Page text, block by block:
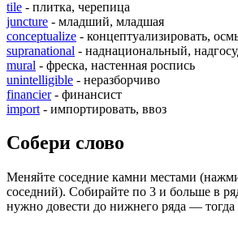
tile - плитка, черепица
juncture - младший, младшая
conceptualize - концептуализировать,
supranational - наднациональный,
mural - фреска, настенная роспись
unintelligible - неразборчиво
financier- финансист
import - импортировать, ввоз
Собери слово
Меняйте соседние камни местами
соседний). Собирайте по 3 и больше в
нужно довести до нижнего ряда — тогда